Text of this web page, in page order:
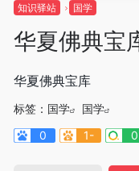
知识驿站 国学
华夏佛典宝
华夏佛典宝库
标签： 国学
国学
0
1- 0